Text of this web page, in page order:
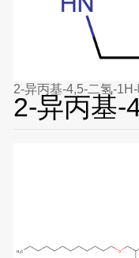
2-异丙基-4,5-二氢-
2-异丙基-